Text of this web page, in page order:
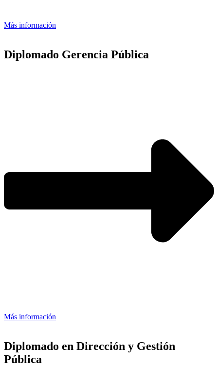
Más información
Diplomado Gerencia Pública
Más información
Diplomado en Dirección y Gestión
Pública